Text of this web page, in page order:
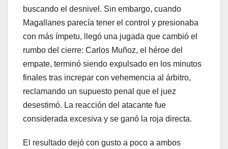
buscando el desnivel. Sin embargo, cuando
Magallanes parecía tener el control y presionaba
con más ímpetu, llegó una jugada que cambió el
rumbo del cierre: Carlos Muñoz, el héroe del
empate, terminó siendo expulsado en los minutos
finales tras increpar con vehemencia al árbitro,
reclamando un supuesto penal que el juez
desestimó. La reacción del atacante fue
considerada excesiva y se ganó la roja directa.
El resultado dejó con gusto a poco a ambos